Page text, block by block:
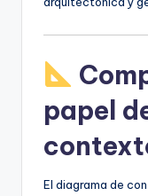
papel
El diagrama de